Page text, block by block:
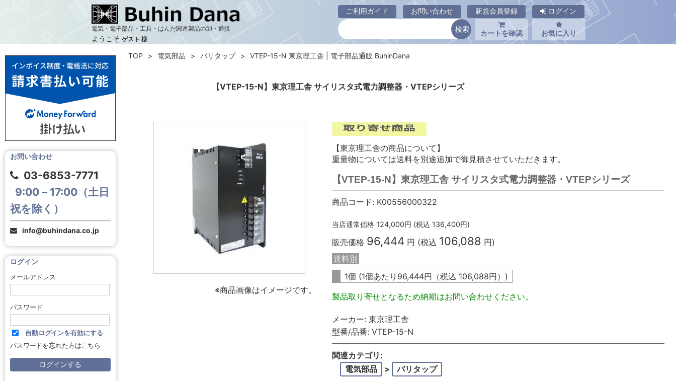
電気・電子部品・工具・はんだ関連製品の卸・通販
ようこそ ゲスト 様
ご利用ガイド お問い合わせ 新規会員登録 ログイン
カートを確認 お気に入り
【VTEP-15-N】東京理工舎 サイリスタ式電力調整器・VTEPシリーズ
お問い合わせ
03-6853-7771
9:00－17:00（土日
祝を除く）
info@buhindana.co.jp
ログイン
メールアドレス
パスワード
自動ログインを有効にする
パスワードを忘れた方はこちら
TOP 電気部品 バリタップ VTEP-15-N 東京理工舎 | 電子部品通販 BuhinDana
※商品画像はイメージです。
【東京理工舎の商品について】
重量物については送料を別途追加で御見積させていただきます。
【VTEP-15-N】東京理工舎 サイリスタ式電力調整器・VTEPシリーズ
商品コード: K00556000322
当店通常価格 124,000円 (税込 136,400円)
販売価格 96,444 円 (税込 106,088 円)
送料別
1個 (1個あたり 96,444円（税込 106,088円）)
製品取り寄せとなるため納期はお問い合わせください。
メーカー: 東京理工舎
型番/品番: VTEP-15-N
関連カテゴリ:
電気部品
> バリタップ